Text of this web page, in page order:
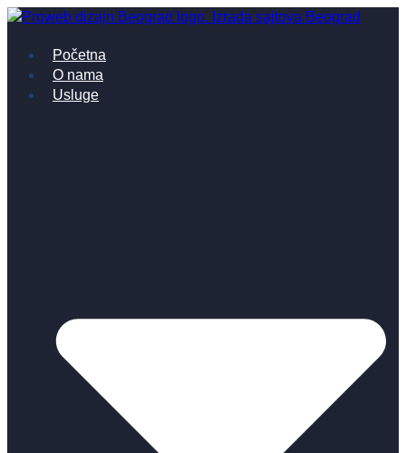
Skočite
sadržaj Početna
O nama
Usluge